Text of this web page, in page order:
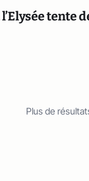
tente
Plus de